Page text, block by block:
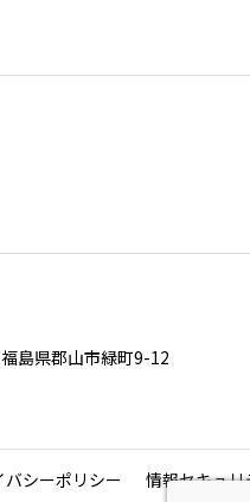
島県郡山市緑町9-12
バシーポリシー 情報セキュ